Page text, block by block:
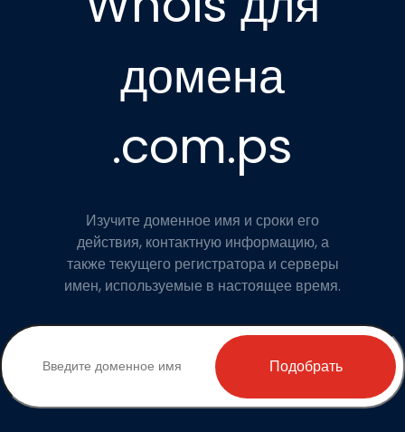
домена
.com.ps
Изучите доменное имя и сроки его
действия, контактную информацию, а
также текущего регистратора и серверы
имен, используемые в настоящее время.
Подобрать